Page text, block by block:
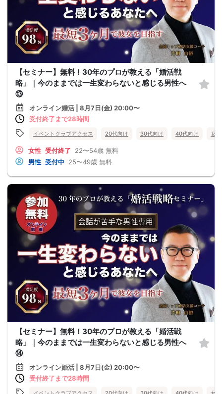
【セミナー】無料！30年のプロが教える「婚活戦
略」｜今のままでは一生変わらないと感じる男性へ
⑬
オンライン婚活 | 8月7日(金) 20:00〜
受付終了まで28時間
イベントクラブアクセス 20代向け 30代向け 40代向け 女
女性 受付終了 22〜54歳 無料
男性 受付中 25〜49歳 無料
【セミナー】無料！30年のプロが教える「婚活戦
略」｜今のままでは一生変わらないと感じる男性へ
⑭
オンライン婚活 | 8月7日(金) 20:00〜
受付終了まで28時間